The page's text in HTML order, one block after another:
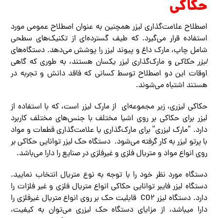
حکاکی
اصطلاح علامت‌گذاری لیزر همچنین به عنوان اصطلاح عمومی مورد
استفاده قرار می‌گیرد. که طیف گسترده‌ای از تکنیک‌های سطحی
شامل چاپ، مارک داغ و پیوند لیزر را پوشش می‌دهد. دستگاه‌های
لیزر حکاکیو مارک‌گذاری لیزر یکسان هستند، به طوری که گاهی
اوقات این دو اصطلاح توسط کسانی که فاقد دانش و تجربه در
هستند اشتباه می‌شوند.
حکاکی لیزری، زیر مجموعه‌ای از مارک لیزر است، که با استفاده از
لیزر برای حکاکی بر روی اشیا مختلف با جنس‌های مختلف کاربرد
دارد. “مارک لیزری” برای مارک‌گذاری یا علامت‌گذاری قطعات و مواد
با پرتو لیزر به کار گرفته می‌شود. دستگاه حک لیزر توانایی حکاکی بر
روی انواع مواد و متریال فلزی و غیرفلزی در صنایع را دارا می‌باشد.
دستگاه مورد نظر خود را با توجه به نوع متریال انتخاب نمایید.
دستگاه لیزر فایبر توانایی حکاکی انواع متریال فلزی و غیر فلزات را
دارد. دستگاه لیزر CO2 قابلیت حک بر روی انواع متریال غیرفلزی را
دارا میباشد، از مزایای دستگاه حک لیزری می‌توان به کیفیت،